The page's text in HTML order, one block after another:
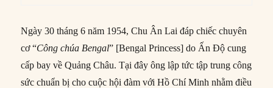
Ngày 30 tháng 6 năm 1954, Chu Ân Lai đáp chiếc chuyên
cơ “Công chúa Bengal” [Bengal Princess] do Ấn Độ cung
cấp bay về Quảng Châu. Tại đây ông lập tức tập trung công
sức chuẩn bị cho cuộc hội đàm với Hồ Chí Minh nhằm điều